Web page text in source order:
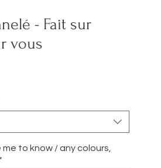
- Fait sur
vous
to know / any colours,
*